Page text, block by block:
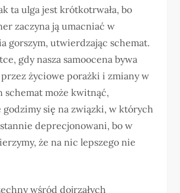
ta ulga jest krótkotrwała, bo
zaczyna ją umacniać w
gorszym, utwierdzając schemat.
gdy nasza samoocena bywa
życiowe porażki i zmiany w
schemat może kwitnąć,
godzimy się na związki, w których
deprecjonowani, bo w
że na nic lepszego nie
wśród dojrzałych